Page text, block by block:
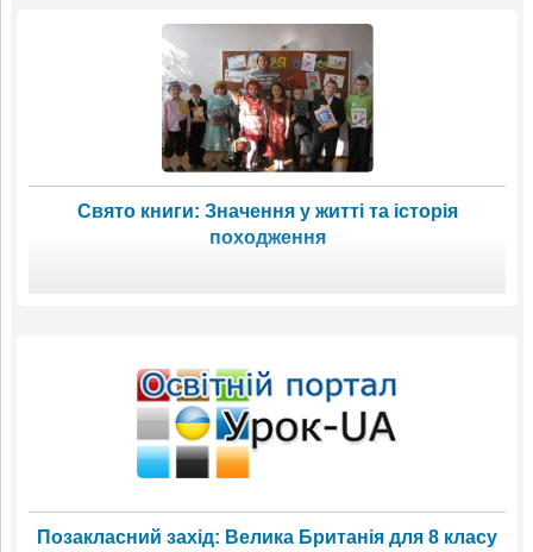
Свято книги: Значення у житті та історія
походження
Позакласний захід: Велика Британія для 8 класу